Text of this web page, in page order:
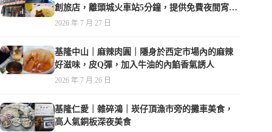
創旅店，離頭城火車站5分鐘，提供免費夜間宵
夜，親子遊戲空間
2026 年 7 月 27 日
基隆中山｜麻辣肉圓｜隱身於西定市場內的麻辣
好滋味，皮Q彈，加入牛油的內餡香氣誘人
2026 年 7 月 26 日
基隆仁愛｜雜碎鴻｜崁仔頂漁市旁的攤車美食，
高人氣銅板深夜美食